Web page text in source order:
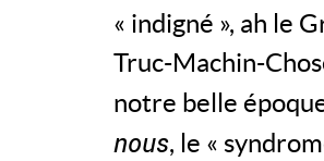
« indigné », ah le
Truc-Machin-
notre belle
nous, le «